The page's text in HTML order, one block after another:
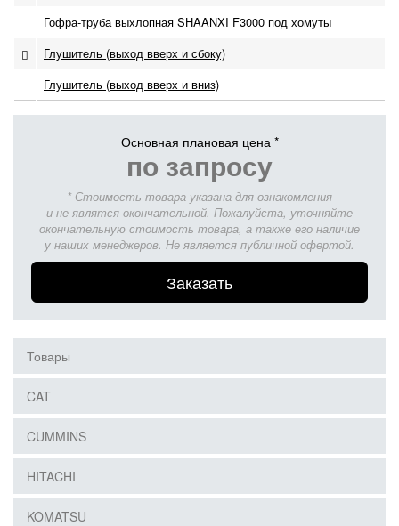
Гофра-труба выхлопная SHAANXI F3000 под хомуты
Глушитель (выход вверх и сбоку)
Глушитель (выход вверх и вниз)
Основная плановая цена *
по запросу
* Стоимость товара указана для ознакомления
и не являтся окончательной. Пожалуйста, уточняйте
окончательную стоимость товара, а также его наличие
у наших менеджеров. Не является публичной офертой.
Заказать
Товары
CAT
CUMMINS
HITACHI
KOMATSU